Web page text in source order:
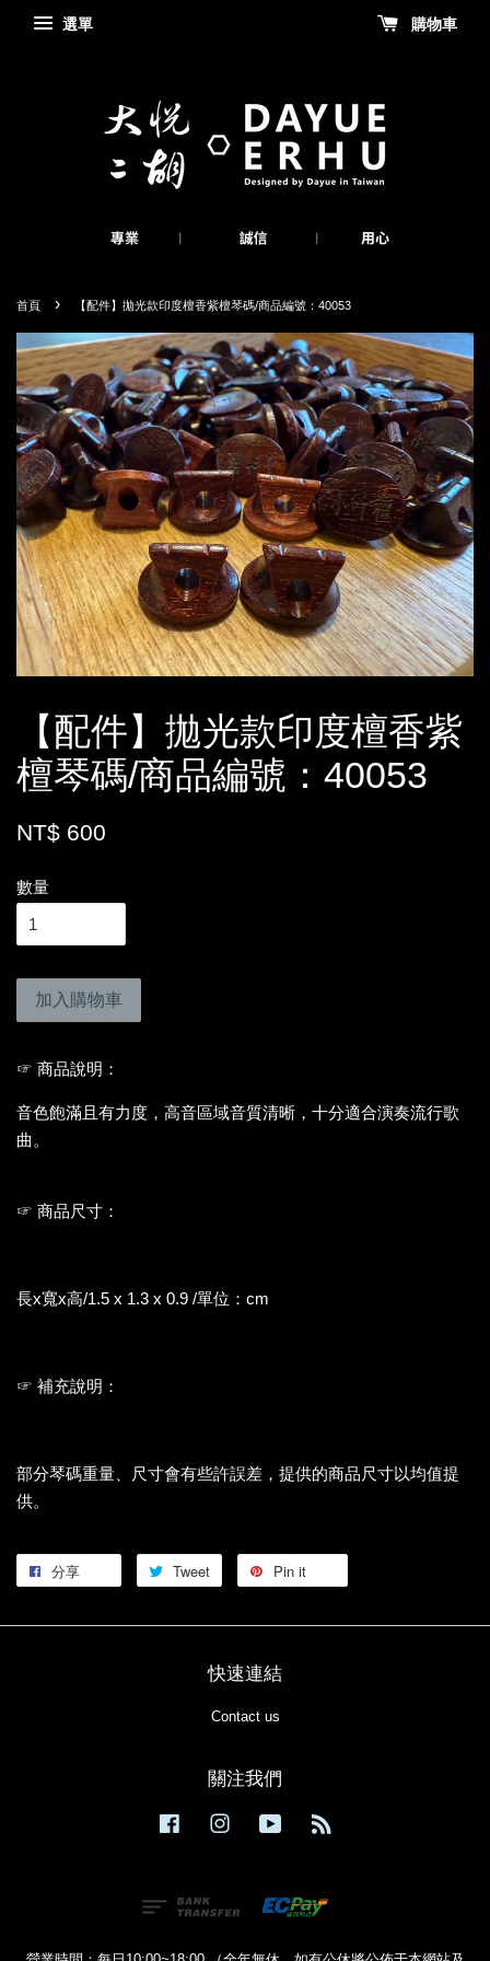
選單 購物車
首頁 › 【配件】拋光款印度檀香紫檀琴碼/商品編號：40053
【配件】拋光款印度檀香紫
檀琴碼/商品編號：40053
NT$ 600
數量
加入購物車
☞ 商品說明：
音色飽滿且有力度，高音區域音質清晰，十分適合演奏流行歌
曲。
☞ 商品尺寸：
長x寬x高/1.5 x 1.3 x 0.9 /單位：cm
☞ 補充說明：
部分琴碼重量、尺寸會有些許誤差，提供的商品尺寸以均值提
供。
分享 Tweet Pin it
快速連結
Contact us
關注我們
Facebook Instagram YouTube